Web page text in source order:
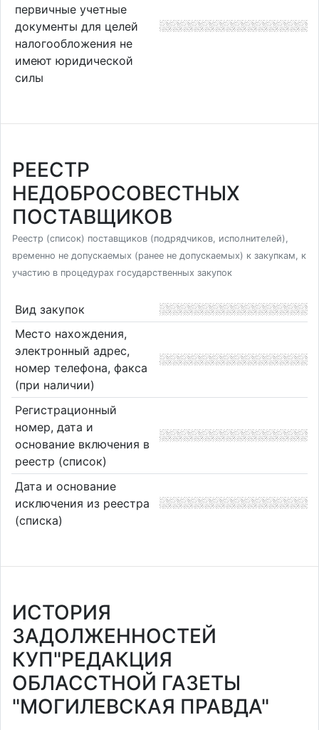
первичные учетные
документы для целей
налогообложения не
имеют юридической
силы
РЕЕСТР
НЕДОБРОСОВЕСТНЫХ
ПОСТАВЩИКОВ
Реестр (список) поставщиков (подрядчиков, исполнителей),
временно не допускаемых (ранее не допускаемых) к закупкам, к
участию в процедурах государственных закупок
Вид закупок
Место нахождения,
электронный адрес,
номер телефона, факса
(при наличии)
Регистрационный
номер, дата и
основание включения в
реестр (список)
Дата и основание
исключения из реестра
(списка)
ИСТОРИЯ
ЗАДОЛЖЕННОСТЕЙ
КУП"РЕДАКЦИЯ
ОБЛАССТНОЙ ГАЗЕТЫ
"МОГИЛЕВСКАЯ ПРАВДА"